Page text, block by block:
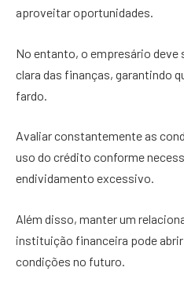
aproveitar oportunidades.
No entanto, o empresário deve
clara das finanças, garantindo
fardo.
Avaliar constantemente as
uso do crédito conforme
endividamento excessivo.
Além disso, manter um
instituição financeira pode
condições no futuro.